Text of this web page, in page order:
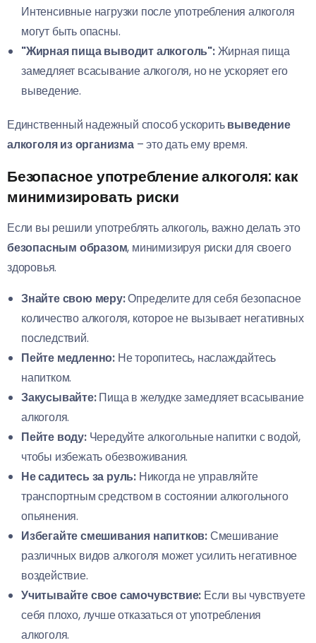
Интенсивные нагрузки после употребления алкоголя
могут быть опасны.
"Жирная пища выводит алкоголь":Жирная пища
замедляет всасывание алкоголя, но не ускоряет его
выведение.
Единственный надежный способ ускоритьвыведение
алкоголя из организма– это дать ему время.
Безопасное употребление алкоголя: как
минимизировать риски
Если вы решили употреблять алкоголь, важно делать это
безопасным образом, минимизируя риски для своего
здоровья.
Знайте свою меру:Определите для себя безопасное
количество алкоголя, которое не вызывает негативных
последствий.
Пейте медленно: Не торопитесь, наслаждайтесь
напитком.
Закусывайте:Пища в желудке замедляет всасывание
алкоголя.
Пейте воду:Чередуйте алкогольные напитки с водой,
чтобы избежать обезвоживания.
Не садитесь за руль: Никогда не управляйте
транспортным средством в состоянии алкогольного
опьянения.
Избегайте смешивания напитков:Смешивание
различных видов алкоголя может усилить негативное
воздействие.
Учитывайте свое самочувствие: Если вы чувствуете
себя плохо, лучше отказаться от употребления
алкоголя.